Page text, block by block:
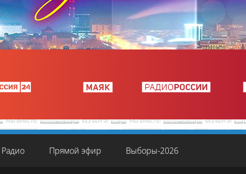
Радио Прямой эфир Выборы-2026